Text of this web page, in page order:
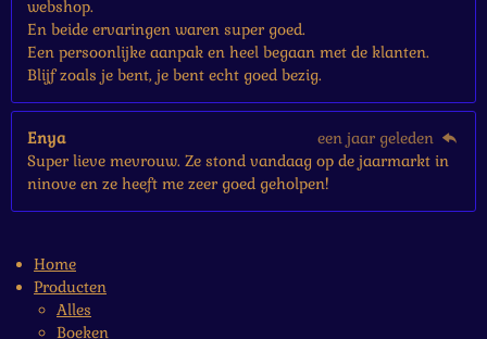
webshop.
En beide ervaringen waren super goed.
Een persoonlijke aanpak en heel begaan met de klanten.
Blijf zoals je bent, je bent echt goed bezig.
Enya
een jaar geleden
Super lieve mevrouw. Ze stond vandaag op de jaarmarkt in
ninove en ze heeft me zeer goed geholpen!
Home
Producten
Alles
Boeken